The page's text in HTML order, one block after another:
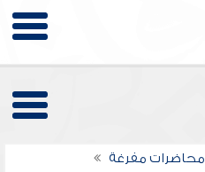
محاضرات مفرغة